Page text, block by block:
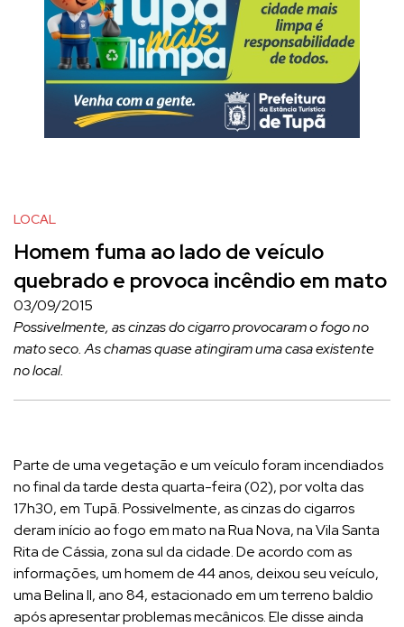
LOCAL
Homem fuma ao lado de veículo
quebrado e provoca incêndio em mato
03/09/2015
Possivelmente, as cinzas do cigarro provocaram o fogo no
mato seco. As chamas quase atingiram uma casa existente
no local.
Parte de uma vegetação e um veículo foram incendiados
no final da tarde desta quarta-feira (02), por volta das
17h30, em Tupã. Possivelmente, as cinzas do cigarros
deram início ao fogo em mato na Rua Nova, na Vila Santa
Rita de Cássia, zona sul da cidade. De acordo com as
informações, um homem de 44 anos, deixou seu veículo,
uma Belina II, ano 84, estacionado em um terreno baldio
após apresentar problemas mecânicos. Ele disse ainda